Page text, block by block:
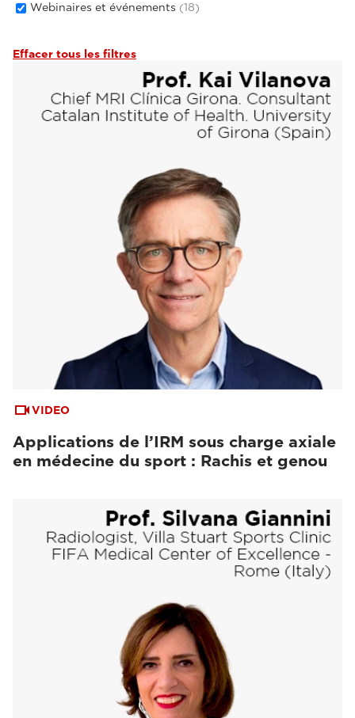
Webinaires et événements (18)
Effacer tous les filtres
VIDEO
Applications de l’IRM sous charge axiale
en médecine du sport : Rachis et genou